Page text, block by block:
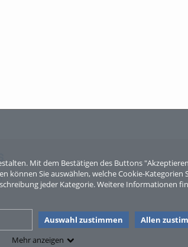
Mit dem Bestätigen des Buttons
können Sie auswählen, welche Cookie-Kategorien
jeder Kategorie. Weitere Informationen
Auswahl zustimmen
Allen
Mehr anzeigen